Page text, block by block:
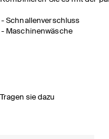
Schnallenverschluss
Maschinenwäsche
Tragen sie dazu